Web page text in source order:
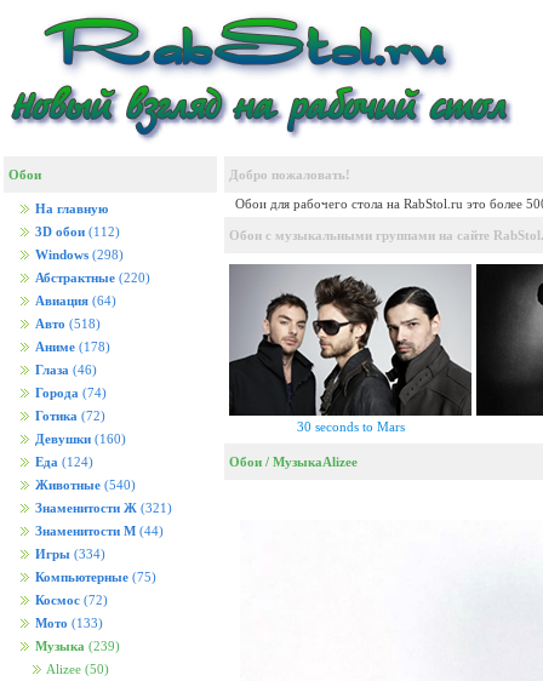
Обои
На главную
3D обои (112)
Windows (298)
Абстрактные (220)
Авиация (64)
Авто (518)
Аниме (178)
Глаза (46)
Города (74)
Готика (72)
Девушки (160)
Еда (124)
Животные (540)
Знаменитости Ж (321)
Знаменитости М (44)
Игры (334)
Компьютерные (75)
Космос (72)
Мото (133)
Музыка (239)
Alizee (50)
Добро пожаловать!
Обои для рабочего стола на RabStol.ru это более
Обои с музыкальными группами на сайте
30 seconds to Mars
Обои / МузыкаAlizee